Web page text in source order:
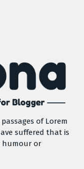
of Lorem
suffered that is
humour or